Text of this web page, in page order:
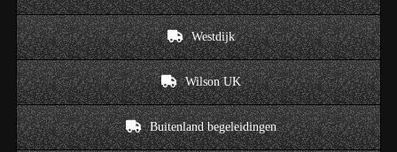
Westdijk
Wilson UK
Buitenland begeleidingen